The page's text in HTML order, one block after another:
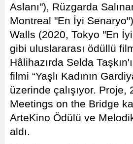
Aslanı"), Rüzgarda
Montreal "En İyi
Walls (2020, Tokyo "En
gibi uluslararası ödüllü
Hâlihazırda Selda
filmi “Yaşlı Kadının
üzerinde çalışıyor. Proje,
Meetings on the Bridge
ArteKino Ödülü ve
aldı.